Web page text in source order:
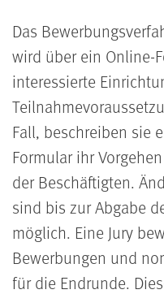
Das
wird über ein Online-
interessierte
Fall, beschreiben sie
Formular ihr
der Beschäftigten.
sind bis zur Abgabe
möglich. Eine Jury
Bewerbungen und
für die Endrunde.